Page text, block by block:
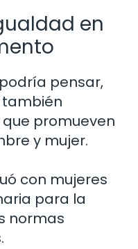
en
pensar,
también
promueven
y mujer.
con mujeres
para la
normas